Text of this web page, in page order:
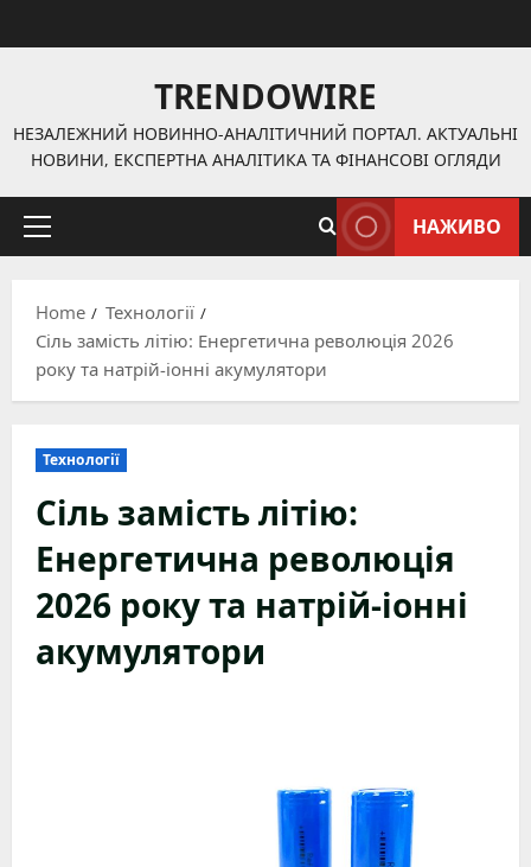
to
TRENDOWIRE
НЕЗАЛЕЖНИЙ НОВИННО-АНАЛІТИЧНИЙ ПОРТАЛ. АКТУАЛЬНІ
НОВИНИ, ЕКСПЕРТНА АНАЛІТИКА ТА ФІНАНСОВІ ОГЛЯДИ
Primary
НАЖИВО
Home
Технології
Сіль замість літію: Енергетична революція 2026
року та натрій-іонні акумулятори
Технології
Сіль замість літію:
Енергетична революція
2026 року та натрій-іонні
акумулятори